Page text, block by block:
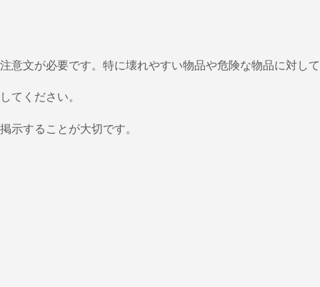
文が必要です。特に壊れやすい物品や危険な物品に対し
てください。
示することが大切です。